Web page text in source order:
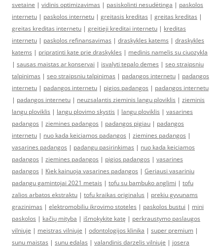
svetaine | vidinis optimizavimas | pasiskolinti nesudėtinga | paskolos
internetu | paskolos internetu | greitasis kreditas | greitas kreditas |
greitas kreditas internetu | greitieji kreditai internetu | kreditas
internetu | paskolos refinansavimas | draskykles katems | draskykles
katems | pripratinti kate prie draskykles | medinis namelis su ciuozykla
| sausas maistas ar konservai | isvalyti tepalo demes | seo straipsniu
talpinimas | seo straipsniu talpinimas | padangos internetu | padangos
internetu | padangos internetu | pigios padangos | padangos internetu
| padangos internetu | neuzsalantis zieminis langu ploviklis | zieminis
langu ploviklis | langu plovimo skystis | langu ploviklis | vasarines
padangos | ziemines padangos | padangos pigiau | padangos
internetu | nuo kada keiciamos padangos | ziemines padangos |
vasarines padangos | padangu pasirinkimas | nuo kada keiciamos
padangos | ziemines padangos | pigios padangos | vasarines
padangos | Kiek kainuoja vasarines padangos | Geriausi vasariniu
padangu gamintojai 2021 metais | tofu su bambuko anglimi | tofu
zalios arbatos ekstraktu | tofu kraikas originalus | prekiu gyvunams
grazinimas | elektromobiliu ikrovimo stoteles | paskolos bustui | mini
paskolos | kačių mityba | išmokykite katę | perkraustymo paslaugos
vilniuje | meistras vilniuje | odontologijos klinika | super premium |
sunu maistas | sunu edalas | valandinis darzelis vilniuje | josera